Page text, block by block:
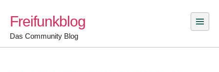
content
Freifunkblog
Das Community Blog